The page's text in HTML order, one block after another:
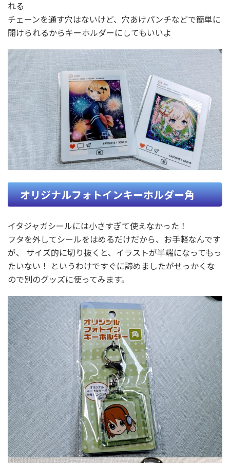
れる
チェーンを通す穴はないけど、穴あけパンチなどで簡単に
開けられるからキーホルダーにしてもいいよ
オリジナルフォトインキーホルダー角
イタジャガシールには小さすぎて使えなかった！
フタを外してシールをはめるだけだから、お手軽なんです
が、 サイズ的に切り抜くと、イラストが半端になってもっ
たいない！ というわけですぐに諦めましたがせっかくな
ので別のグッズに使ってみます。